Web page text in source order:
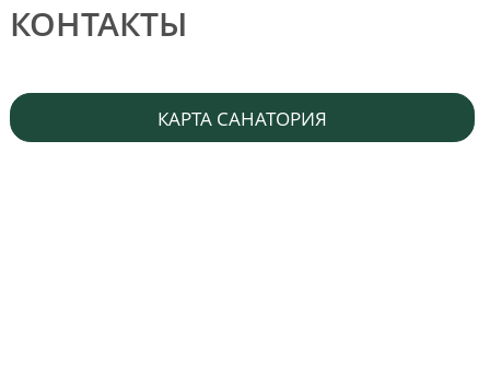
КОНТАКТЫ
КАРТА САНАТОРИЯ